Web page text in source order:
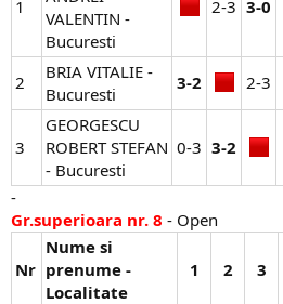
1
VALENTIN -
Bucuresti
2-3​ 3-0
2
BRIA VITALIE -
Bucuresti
3-2 2-3​
3
GEORGESCU
ROBERT STEFAN
- Bucuresti
0-3​ 3-2
-
Gr.superioara nr. 8 - Open
Nr
Nume si
prenume -
Localitate
1 2 3